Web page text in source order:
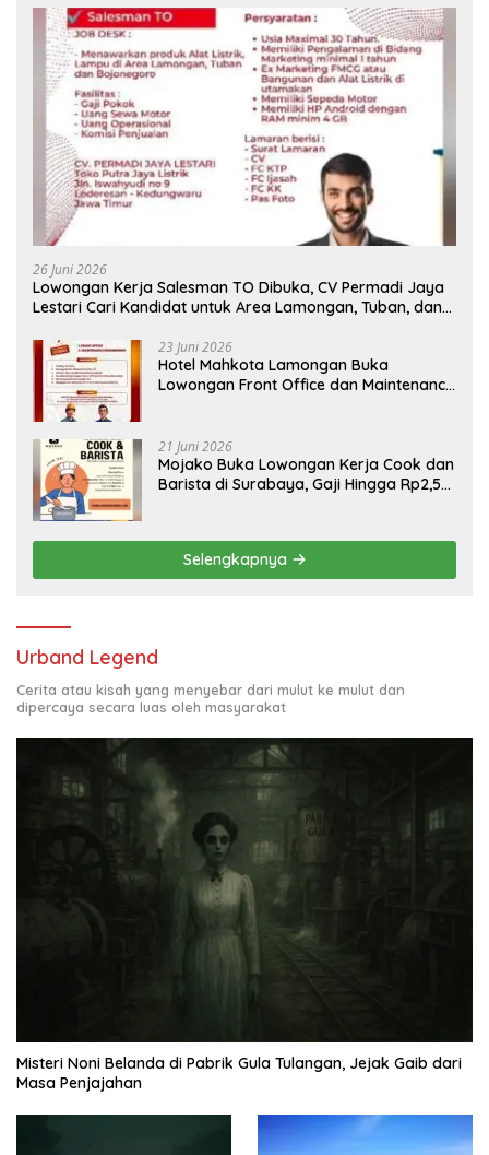
26 Juni 2026
Lowongan Kerja Salesman TO Dibuka, CV Permadi Jaya
Lestari Cari Kandidat untuk Area Lamongan, Tuban, dan
23 Juni 2026
Hotel Mahkota Lamongan Buka
Lowongan Front Office dan Maintenance
21 Juni 2026
Mojako Buka Lowongan Kerja Cook dan
Barista di Surabaya, Gaji Hingga Rp2,5
Selengkapnya
Urband Legend
Cerita atau kisah yang menyebar dari mulut ke mulut dan
dipercaya secara luas oleh masyarakat
Misteri Noni Belanda di Pabrik Gula Tulangan, Jejak Gaib dari
Masa Penjajahan